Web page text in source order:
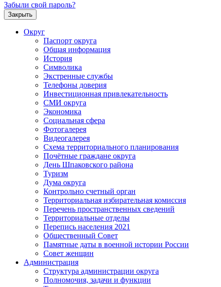
Забыли свой пароль?
Закрыть
Округ
Паспорт округа
Общая информация
История
Символика
Экстренные службы
Телефоны доверия
Инвестиционная привлекательность
СМИ округа
Экономика
Социальная сфера
Фотогалерея
Видеогалерея
Схема территориального планирования
Почётные граждане округа
День Шпаковского района
Туризм
Дума округа
Контрольно счетный орган
Территориальная избирательная комиссия
Перечень пространственных сведений
Территориальные отделы
Перепись населения 2021
Общественный Совет
Памятные даты в военной истории России
Совет женщин
Администрация
Структура администрации округа
Полномочия, задачи и функции